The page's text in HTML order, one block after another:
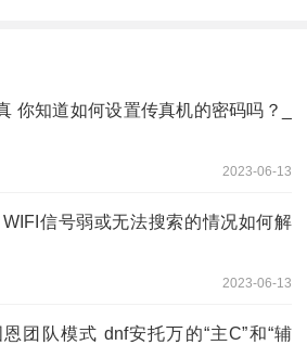
你知道如何设置传真机的密码吗？_
2023-06-13
信号弱或无法搜索的情况如何解
2023-06-13
团队模式 dnf安托万的“主C”和“辅